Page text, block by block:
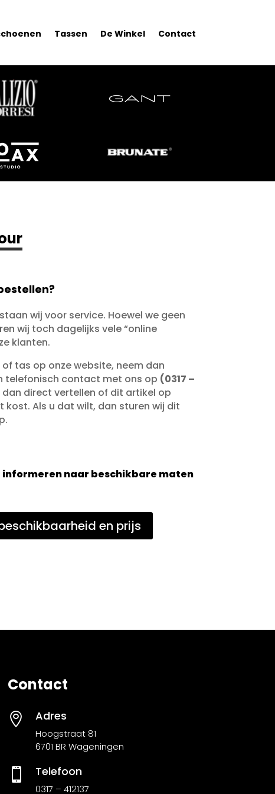
Tassen De Winkel Contact
wij voor service. Hoewel we geen
wij toch dagelijks vele “online
klanten.
tas op onze website, neem dan
telefonisch contact met ons op (0317 –
dan direct vertellen of dit artikel op
kost. Als u dat wilt, dan sturen wij dit
informeren naar beschikbare maten
en prijs
Contact
 Adres
Hoogstraat 81
6701 BR Wageningen
 Telefoon
0317 – 412137